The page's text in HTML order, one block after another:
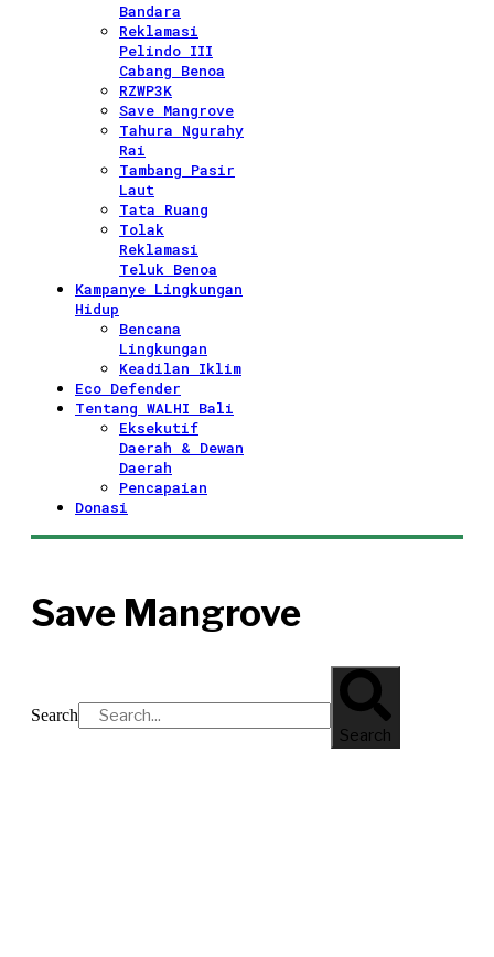
Bandara
Reklamasi
Pelindo III
Cabang Benoa
RZWP3K
Save Mangrove
Tahura Ngurahy
Rai
Tambang Pasir
Laut
Tata Ruang
Tolak
Reklamasi
Teluk Benoa
Kampanye Lingkungan
Hidup
Bencana
Lingkungan
Keadilan Iklim
Eco Defender
Tentang WALHI Bali
Eksekutif
Daerah & Dewan
Daerah
Pencapaian
Donasi
Save Mangrove
Search
Search